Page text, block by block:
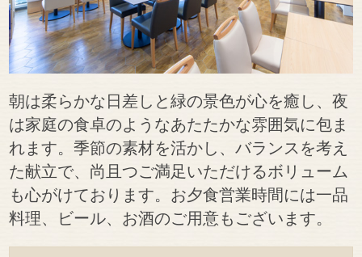
朝は柔らかな日差しと緑の景色が心を癒し、夜
は家庭の食卓のようなあたたかな雰囲気に包ま
れます。季節の素材を活かし、バランスを考え
た献立で、尚且つご満足いただけるボリューム
も心がけております。お夕食営業時間には一品
料理、ビール、お酒のご用意もございます。